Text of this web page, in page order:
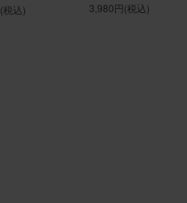
(税込) 3,980円(税込)